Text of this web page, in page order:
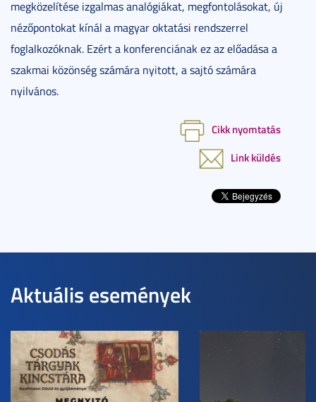
megközelítése izgalmas analógiákat, megfontolásokat, új
nézőpontokat kínál a magyar oktatási rendszerrel
foglalkozóknak. Ezért a konferenciának ez az előadása a
szakmai közönség számára nyitott, a sajtó számára
nyilvános.
Cikk nyomtatás
Link küldés
Aktuális események